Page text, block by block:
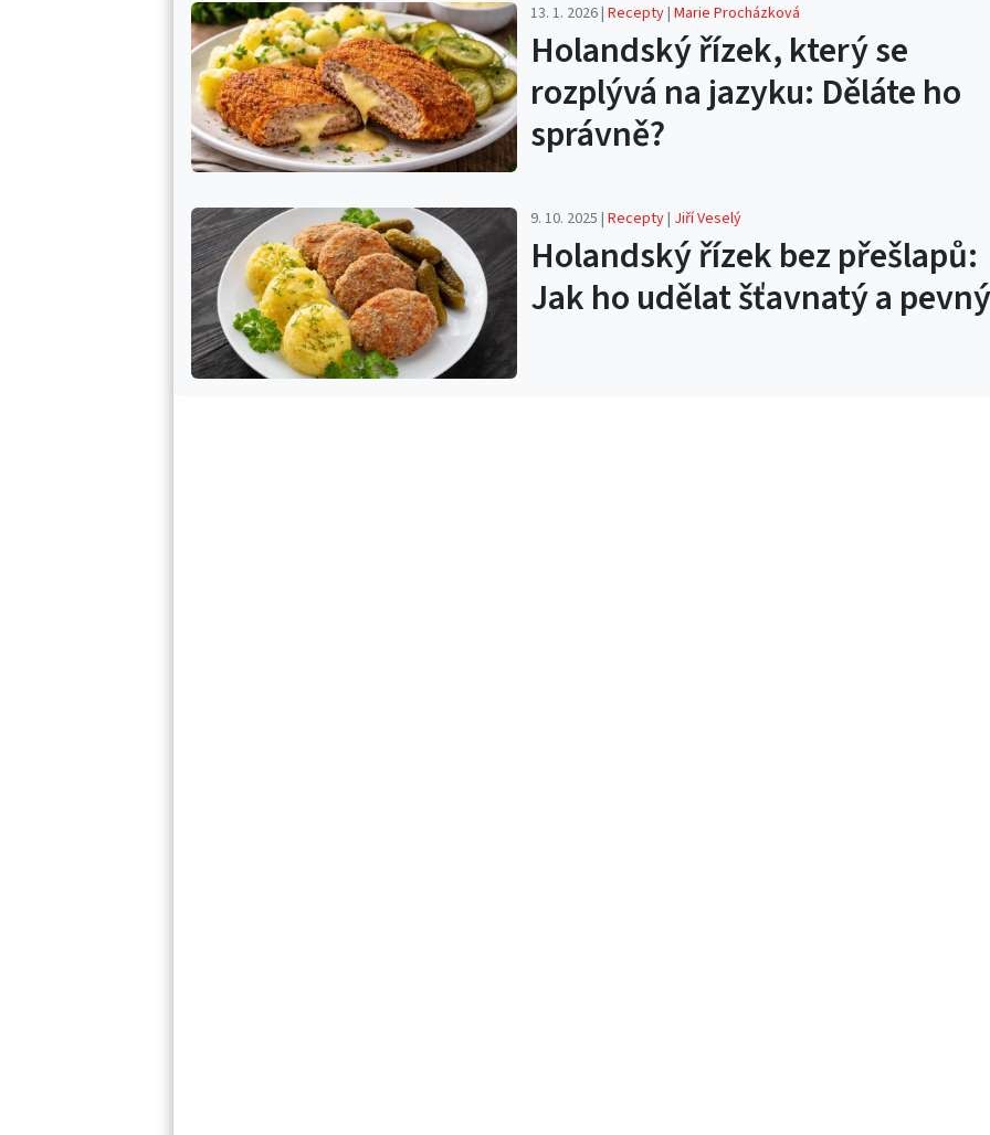
13. 1. 2026 | Recepty| Marie Procházková
Holandský řízek, který se
rozplývá na jazyku: Děláte ho
správně?
9. 10. 2025 | Recepty| Jiří Veselý
Holandský řízek bez přešlapů:
Jak ho udělat šťavnatý a pevný